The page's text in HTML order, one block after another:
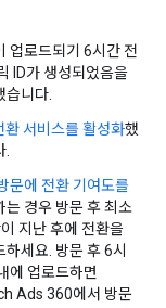
업로드되기 6시간 전
ID가 생성되었음을
습니다.
환 서비스를 활성화했
.
문에 전환 기여도를
는 경우 방문 후 최소
지난 후에 전환을
하세요. 방문 후 6시
에 업로드하면
Ads 360에서 방문